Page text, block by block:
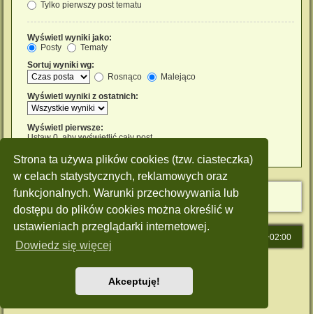
Strona ta używa plików cookies (tzw. ciasteczka)
w celach statystycznych, reklamowych oraz
funkcjonalnych. Warunki przechowywania lub
dostępu do plików cookies można określić w
ustawieniach przeglądarki internetowej.
Dowiedz się więcej
Akceptuję!
Tylko pierwszy post tematu
Wyświetl wyniki jako:
Posty
Tematy
Sortuj wyniki wg:
Rosnąco
Malejąco
Wyświetl wyniki z ostatnich:
Wyświetl pierwsze:
Ustaw 0, aby wyświetlić cały post.
UTC+02:00
Style: Green-Style by Joyce&LunaphpBB-Style-Design
Zasady ochrony danych osobowych |Regulamin